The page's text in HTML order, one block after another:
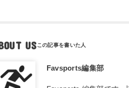
US
Favsports編集部